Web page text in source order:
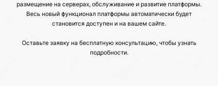
размещение на серверах, обслуживание и развитие платформы.
Весь новый функционал платформы автоматически будет
становится доступен и на вашем сайте.
Оставьте заявку на бесплатную консультацию, чтобы узнать
подробности.